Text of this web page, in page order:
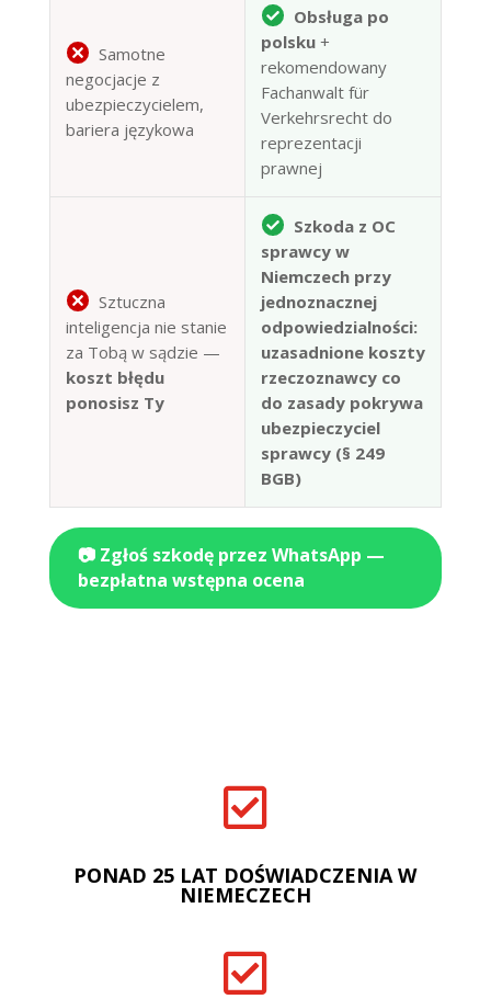
Samotne
negocjacje z
ubezpieczycielem,
bariera językowa
Obsługa po
polsku+
rekomendowany
Fachanwalt für
Verkehrsrecht do
reprezentacji
prawnej
Sztuczna
inteligencja nie stanie
za Tobą w sądzie —
koszt błędu
ponosisz Ty
Szkoda z OC
sprawcy w
Niemczech przy
jednoznacznej
odpowiedzialności:
uzasadnione koszty
rzeczoznawcy co
do zasady pokrywa
ubezpieczyciel
sprawcy (§ 249
BGB)
📷 Zgłoś szkodę przez WhatsApp —
bezpłatna wstępna ocena

PONAD 25 LAT DOŚWIADCZENIA W
NIEMECZECH
